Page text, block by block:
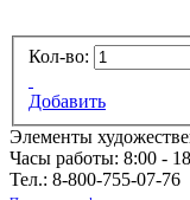
Кол-во:
Добавить
Элементы
Часы работы: 8:00 -
Тел.: 8-800-755-07-76